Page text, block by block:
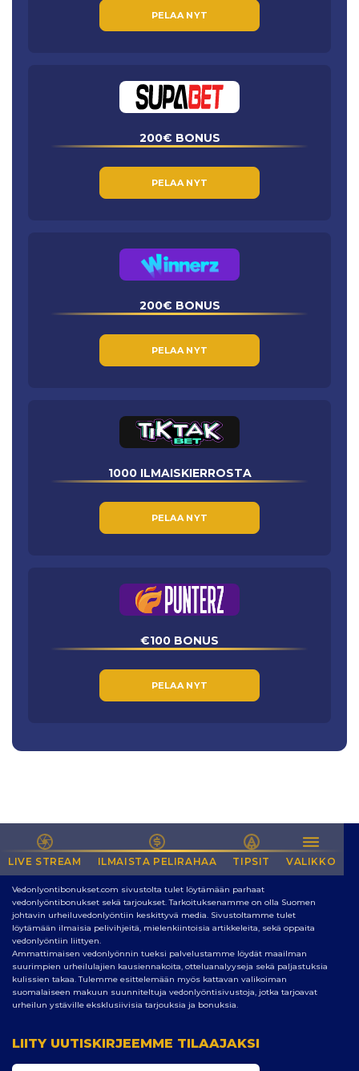
PELAA NYT
200€ BONUS
PELAA NYT
200€ BONUS
PELAA NYT
1000 ILMAISKIERROSTA
PELAA NYT
€100 BONUS
PELAA NYT
LIVE STREAM ILMAISTA PELIRAHAA TIPSIT VALIKKO
NETIN PARAS SIVUSTO VEDONLYÖNTIIN
Vedonlyontibonukset.com sivustolta tulet löytämään parhaat
vedonlyöntibonukset sekä tarjoukset. Tarkoituksenamme on olla Suomen
johtavin urheiluvedonlyöntiin keskittyvä media. Sivustoltamme tulet
löytämään ilmaisia pelivihjeitä, mielenkiintoisia artikkeleita, sekä oppaita
vedonlyöntiin liittyen.
Ammattimaisen vedonlyönnin tueksi palvelustamme löydät maailman
suurimpien urheilulajien kausiennakoita, otteluanalyyseja sekä paljastuksia
kulissien takaa. Tulemme esittelemään myös kattavan valikoiman
suomalaiseen makuun suunniteltuja vedonlyöntisivustoja, jotka tarjoavat
urheilun ystäville eksklusiivisia tarjouksia ja bonuksia.
LIITY UUTISKIRJEEMME TILAAJAKSI